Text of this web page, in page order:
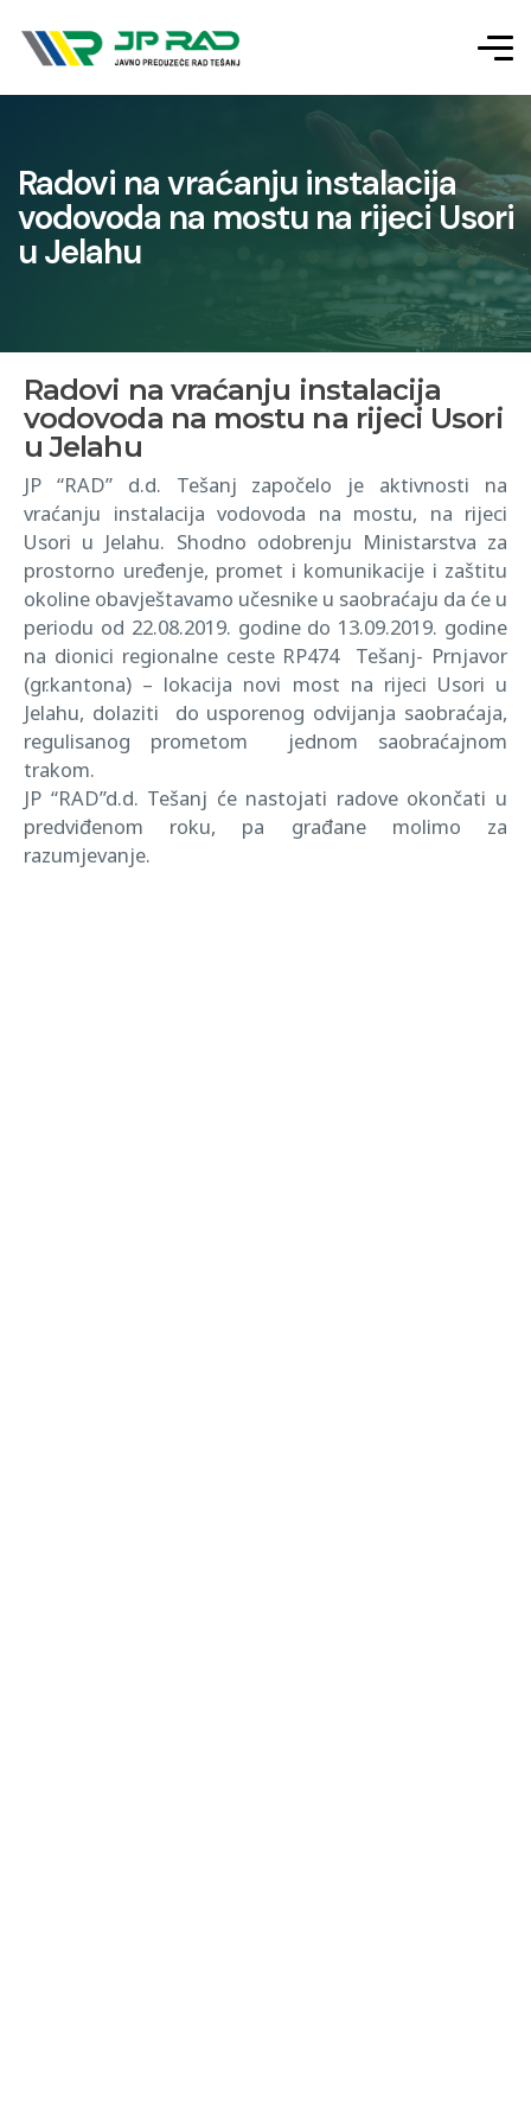
Radovi na vraćanju instalacija
vodovoda na mostu na rijeci Usori
u Jelahu
Radovi na vraćanju instalacija
vodovoda na mostu na rijeci Usori
u Jelahu
JP “RAD” d.d. Tešanj započelo je aktivnosti na
vraćanju instalacija vodovoda na mostu, na rijeci
Usori u Jelahu. Shodno odobrenju Ministarstva za
prostorno uređenje, promet i komunikacije i zaštitu
okoline obavještavamo učesnike u saobraćaju da će u
periodu od 22.08.2019. godine do 13.09.2019. godine
na dionici regionalne ceste RP474 Tešanj- Prnjavor
(gr.kantona) – lokacija novi most na rijeci Usori u
Jelahu, dolaziti do usporenog odvijanja saobraćaja,
regulisanog prometom jednom saobraćajnom
trakom.
JP “RAD”d.d. Tešanj će nastojati radove okončati u
predviđenom roku, pa građane molimo za
razumjevanje.